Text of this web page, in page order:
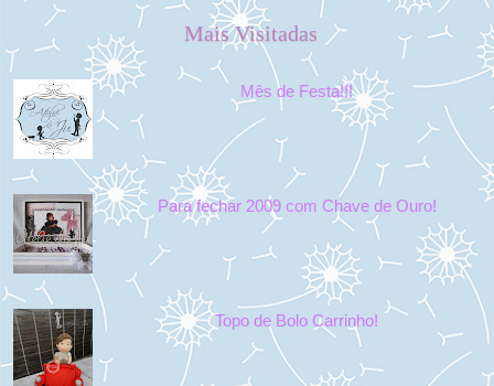
Mais Visitadas
Mês de Festa!!!
Para fechar 2009 com Chave de Ouro!
Topo de Bolo Carrinho!